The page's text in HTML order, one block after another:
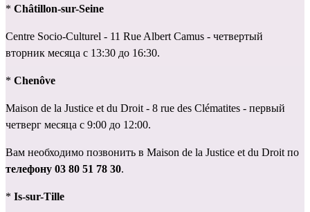
* Châtillon-sur-Seine
Centre Socio-Culturel - 11 Rue Albert Camus - четвертый
вторник месяца с 13:30 до 16:30.
* Chenôve
Maison de la Justice et du Droit - 8 rue des Clématites - первый
четверг месяца с 9:00 до 12:00.
телефону 03 80 51 78 30.
* Is-sur-Tille